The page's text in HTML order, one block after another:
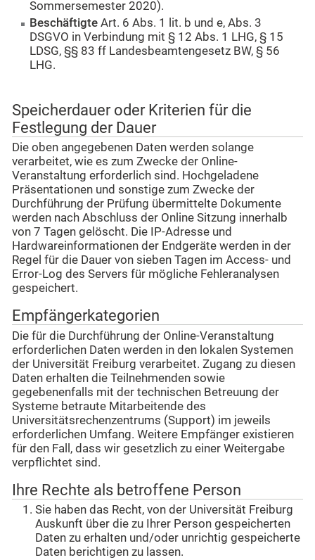
Sommersemester 2020).
Beschäftigte Art. 6 Abs. 1 lit. b und e, Abs. 3
DSGVO in Verbindung mit § 12 Abs. 1 LHG, § 15
LDSG, §§ 83 ff Landesbeamtengesetz BW, § 56
LHG.
Speicherdauer oder Kriterien für die
Festlegung der Dauer
Die oben angegebenen Daten werden solange
verarbeitet, wie es zum Zwecke der Online-
Veranstaltung erforderlich sind. Hochgeladene
Präsentationen und sonstige zum Zwecke der
Durchführung der Prüfung übermittelte Dokumente
werden nach Abschluss der Online Sitzung innerhalb
von 7 Tagen gelöscht. Die IP-Adresse und
Hardwareinformationen der Endgeräte werden in der
Regel für die Dauer von sieben Tagen im Access- und
Error-Log des Servers für mögliche Fehleranalysen
gespeichert.
Empfängerkategorien
Die für die Durchführung der Online-Veranstaltung
erforderlichen Daten werden in den lokalen Systemen
der Universität Freiburg verarbeitet. Zugang zu diesen
Daten erhalten die Teilnehmenden sowie
gegebenenfalls mit der technischen Betreuung der
Systeme betraute Mitarbeitende des
Universitätsrechenzentrums (Support) im jeweils
erforderlichen Umfang. Weitere Empfänger existieren
für den Fall, dass wir gesetzlich zu einer Weitergabe
verpflichtet sind.
Ihre Rechte als betroffene Person
Sie haben das Recht, von der Universität Freiburg
Auskunft über die zu Ihrer Person gespeicherten
Daten zu erhalten und/oder unrichtig gespeicherte
Daten berichtigen zu lassen.